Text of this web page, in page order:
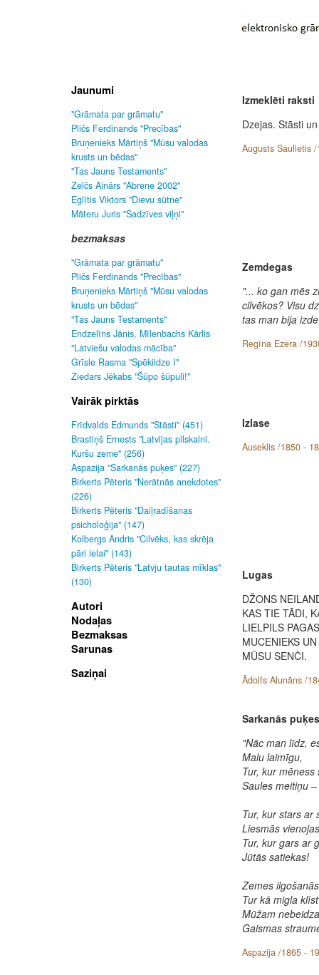
Jaunumi
"Grāmata par grāmatu"
Pličs Ferdinands "Precības"
Bruņenieks Mārtiņš "Mūsu valodas
krusts un bēdas"
"Tas Jauns Testaments"
Zelčs Ainārs "Abrene 2002"
Eglītis Viktors "Dievu sūtne"
Māteru Juris "Sadzīves viļņi"
bezmaksas
"Grāmata par grāmatu"
Pličs Ferdinands "Precības"
Bruņenieks Mārtiņš "Mūsu valodas
krusts un bēdas"
"Tas Jauns Testaments"
Endzelīns Jānis, Mīlenbachs Kārlis
"Latviešu valodas mācība"
Grīsle Rasma "Spēkildze I"
Ziedars Jēkabs "Šūpo šūpuli!"
Vairāk pirktās
Frīdvalds Edmunds "Stāsti" (451)
Brastiņš Ernests "Latvijas pilskalni.
Kuršu zeme" (256)
Aspazija "Sarkanās puķes" (227)
Birkerts Pēteris "Nerātnās anekdotes"
(226)
Birkerts Pēteris "Daiļradīšanas
psicholoģija" (147)
Kolbergs Andris "Cilvēks, kas skrēja
pāri ielai" (143)
Birkerts Pēteris "Latvju tautas mīklas"
(130)
Autori
Nodaļas
Bezmaksas
Sarunas
Saziņai
Izmeklēti raksti
Dzejas. Stāsti
Augusts Saulietis
Zemdegas
"... ko gan mēs
cilvēkos? Visu
tas man bija
Regīna Ezera /
Izlase
Auseklis /1850 -
Lugas
DŽONS
KAS TIE TĀDI,
LIELPILS
MUCENIEKS
MŪSU SENČI.
Ādolfs Alunāns /
Sarkanās puķes
"Nāc man līdz,
Malu laimīgu,
Tur, kur mēness
Saules meitiņu –
Tur, kur stars ar
Liesmās
Tur, kur gars ar
Jūtās satiekas!
Zemes ilgošanās
Tur kā migla
Mūžam
Gaismas
Aspazija /1865 -